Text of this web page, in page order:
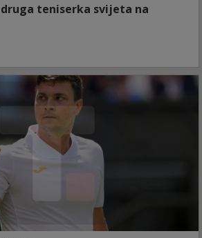
druga teniserka svijeta na